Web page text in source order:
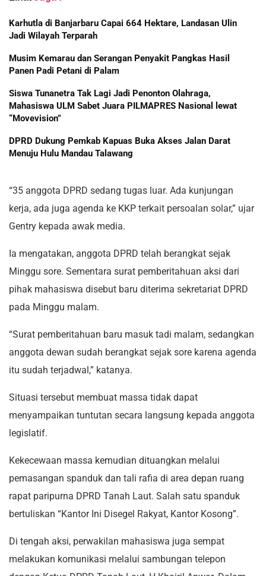
Karhutla di Banjarbaru Capai 664 Hektare, Landasan Ulin
Jadi Wilayah Terparah
Musim Kemarau dan Serangan Penyakit Pangkas Hasil
Panen Padi Petani di Palam
Siswa Tunanetra Tak Lagi Jadi Penonton Olahraga,
Mahasiswa ULM Sabet Juara PILMAPRES Nasional lewat
“Movevision”
DPRD Dukung Pemkab Kapuas Buka Akses Jalan Darat
Menuju Hulu Mandau Talawang
“35 anggota DPRD sedang tugas luar. Ada kunjungan
kerja, ada juga agenda ke KKP terkait persoalan solar,” ujar
Gentry kepada awak media.
Ia mengatakan, anggota DPRD telah berangkat sejak
Minggu sore. Sementara surat pemberitahuan aksi dari
pihak mahasiswa disebut baru diterima sekretariat DPRD
pada Minggu malam.
“Surat pemberitahuan baru masuk tadi malam, sedangkan
anggota dewan sudah berangkat sejak sore karena agenda
itu sudah terjadwal,” katanya.
Situasi tersebut membuat massa tidak dapat
menyampaikan tuntutan secara langsung kepada anggota
legislatif.
Kekecewaan massa kemudian dituangkan melalui
pemasangan spanduk dan tali rafia di area depan ruang
rapat paripurna DPRD Tanah Laut. Salah satu spanduk
bertuliskan “Kantor Ini Disegel Rakyat, Kantor Kosong”.
Di tengah aksi, perwakilan mahasiswa juga sempat
melakukan komunikasi melalui sambungan telepon